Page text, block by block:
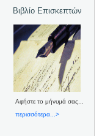
Βιβλίο Επισκεπτών
Αφήστε το μήνυμά σας...
περισσότερα...>